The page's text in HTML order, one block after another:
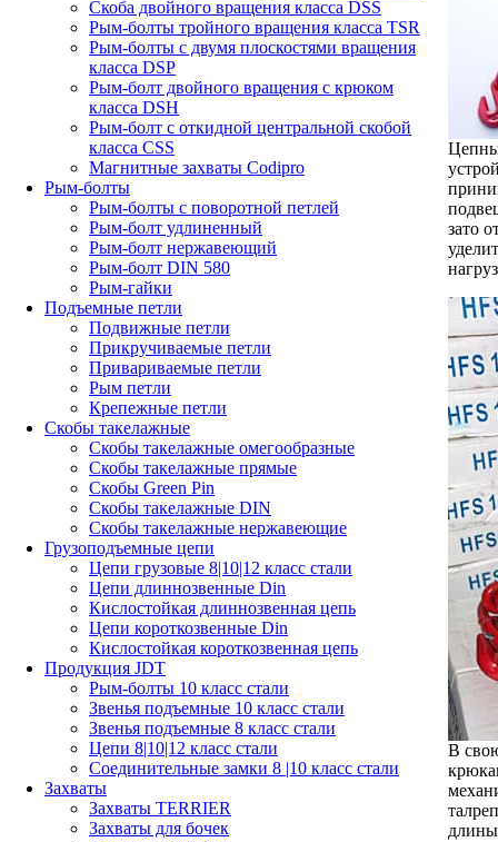
Скоба двойного вращения класса DSS
Рым-болты тройного вращения класса TSR
Рым-болты с двумя плоскостями вращения
класса DSP
Рым-болт двойного вращения с крюком
класса DSH
Рым-болт с откидной центральной скобой
класса CSS
Магнитные захваты Codipro
Рым-болты
Рым-болты с поворотной петлей
Рым-болт удлиненный
Рым-болт нержавеющий
Рым-болт DIN 580
Рым-гайки
Подъемные петли
Подвижные петли
Прикручиваемые петли
Привариваемые петли
Рым петли
Крепежные петли
Скобы такелажные
Скобы такелажные омегообразные
Скобы такелажные прямые
Скобы Green Pin
Скобы такелажные DIN
Скобы такелажные нержавеющие
Грузоподъемные цепи
Цепи грузовые 8|10|12 класс стали
Цепи длиннозвенные Din
Кислостойкая длиннозвенная цепь
Цепи короткозвенные Din
Кислостойкая короткозвенная цепь
Продукция JDT
Рым-болты 10 класс стали
Звенья подъемные 10 класс стали
Звенья подъемные 8 класс стали
Цепи 8|10|12 класс стали
Соединительные замки 8 |10 класс стали
Захваты
Захваты TERRIER
Захваты для бочек
зато
В